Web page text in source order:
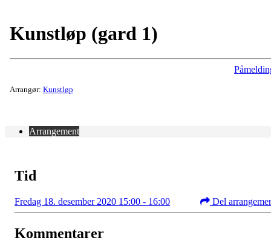
Kunstløp (gard 1)
Arrangør: Kunstløp
Arrangement
Tid
Fredag 18. desember 2020 15:00 - 16:00 Del
Kommentarer